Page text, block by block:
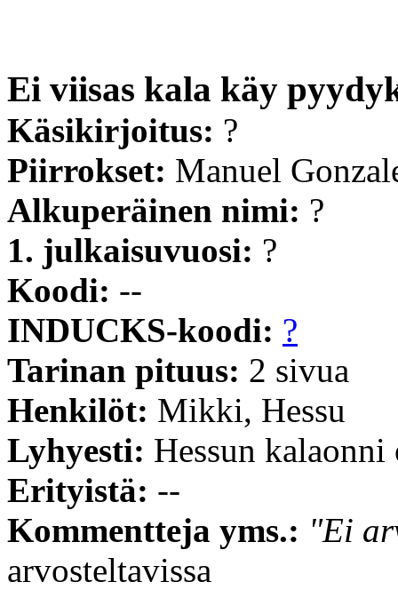
Ei viisas kala käy
Käsikirjoitus: ?
Piirrokset: Manuel
Alkuperäinen nimi: ?
1. julkaisuvuosi: ?
Koodi: --
INDUCKS-koodi: ?
Tarinan pituus: 2 sivua
Henkilöt: Mikki, Hessu
Lyhyesti: Hessun
Erityistä: --
Kommentteja yms.: "Ei
arvosteltavissa